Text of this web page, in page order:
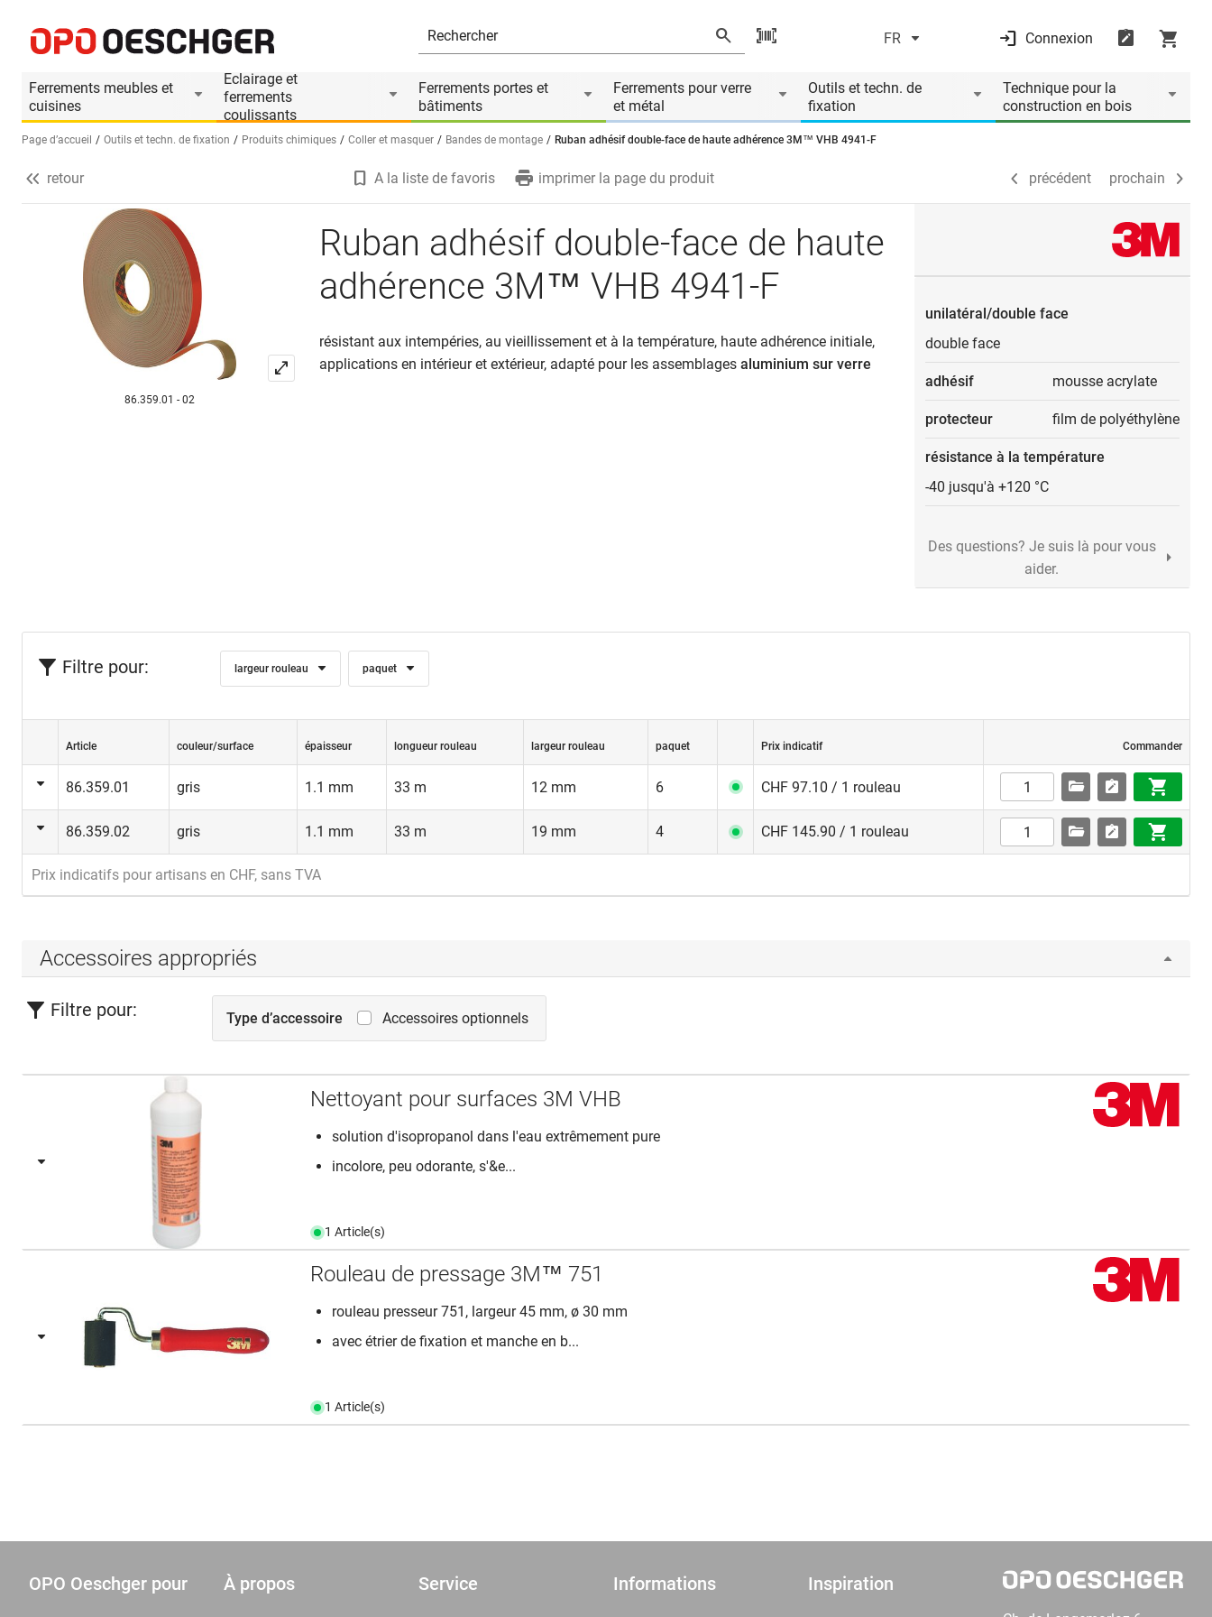
FR Connexion
Ferrements meubles et
cuisines
Eclairage et
ferrements
coulissants
Ferrements portes et
bâtiments
Ferrements pour verre
et métal
Outils et techn. de
fixation
Technique pour la
construction en bois
Sélectionnez une langue (FR)
Page d’accueil Outils et techn. de fixation Produits chimiques Coller et masquer Bandes de montage Ruban adhésif double-face de haute adhérence 3M™ VHB 4941-F
Informations produit
Accessoires appropriés précédent prochain
retour A la liste de favoris imprimer la page du produit précédent prochain
86.359.01 - 02
Ruban adhésif double-face de haute
adhérence 3M™ VHB 4941-F
résistant aux intempéries, au vieillissement et à la température, haute adhérence initiale,
applications en intérieur et extérieur, adapté pour les assemblages aluminium sur verre
unilatéral/double face
double face
adhésif mousse acrylate
protecteur film de polyéthylène
résistance à la température
-40 jusqu'à +120 °C
Des questions? Je suis là pour vous
aider.
Filtre pour: largeur rouleau paquet
Article couleur/surface épaisseur longueur rouleau largeur rouleau paquet Prix indicatif Commander
86.359.01 gris 1.1 mm 33 m 12 mm 6 CHF 97.10 / 1 rouleau
86.359.02 gris 1.1 mm 33 m 19 mm 4 CHF 145.90 / 1 rouleau
Prix indicatifs pour artisans en CHF, sans TVA
Accessoires appropriés
Filtre pour: Type d’accessoire Accessoires optionnels
Nettoyant pour surfaces 3M VHB
solution d'isopropanol dans l'eau extrêmement pure
incolore, peu odorante, s'&e...
1 Article(s)
Rouleau de pressage 3M™ 751
rouleau presseur 751, largeur 45 mm, ø 30 mm
avec étrier de fixation et manche en b...
1 Article(s)
OPO Oeschger pour À propos Service Informations Inspiration